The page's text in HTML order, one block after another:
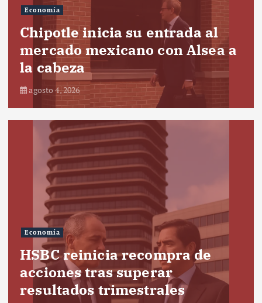
Economía
Chipotle inicia su entrada al
mercado mexicano con Alsea a
la cabeza
agosto 4, 2026
Economía
HSBC reinicia recompra de
acciones tras superar
resultados trimestrales